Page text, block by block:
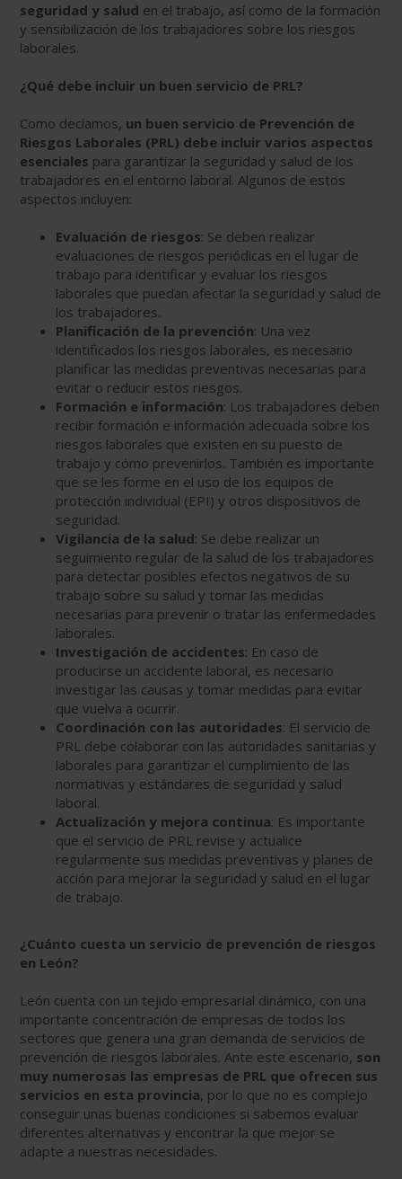
seguridad y salud en el trabajo, así como de la formación
y sensibilización de los trabajadores sobre los riesgos
laborales.
¿Qué debe incluir un buen servicio de PRL?
Como decíamos, un buen servicio de Prevención de
Riesgos Laborales (PRL) debe incluir varios aspectos
esenciales para garantizar la seguridad y salud de los
trabajadores en el entorno laboral. Algunos de estos
aspectos incluyen:
Evaluación de riesgos: Se deben realizar
evaluaciones de riesgos periódicas en el lugar de
trabajo para identificar y evaluar los riesgos
laborales que puedan afectar la seguridad y salud de
los trabajadores.
Planificación de la prevención: Una vez
identificados los riesgos laborales, es necesario
planificar las medidas preventivas necesarias para
evitar o reducir estos riesgos.
Formación e información: Los trabajadores deben
recibir formación e información adecuada sobre los
riesgos laborales que existen en su puesto de
trabajo y cómo prevenirlos. También es importante
que se les forme en el uso de los equipos de
protección individual (EPI) y otros dispositivos de
seguridad.
Vigilancia de la salud: Se debe realizar un
seguimiento regular de la salud de los trabajadores
para detectar posibles efectos negativos de su
trabajo sobre su salud y tomar las medidas
necesarias para prevenir o tratar las enfermedades
laborales.
Investigación de accidentes: En caso de
producirse un accidente laboral, es necesario
investigar las causas y tomar medidas para evitar
que vuelva a ocurrir.
Coordinación con las autoridades: El servicio de
PRL debe colaborar con las autoridades sanitarias y
laborales para garantizar el cumplimiento de las
normativas y estándares de seguridad y salud
laboral.
Actualización y mejora continua: Es importante
que el servicio de PRL revise y actualice
regularmente sus medidas preventivas y planes de
acción para mejorar la seguridad y salud en el lugar
de trabajo.
¿Cuánto cuesta un servicio de prevención de riesgos
en León?
León cuenta con un tejido empresarial dinámico, con una
importante concentración de empresas de todos los
sectores que genera una gran demanda de servicios de
prevención de riesgos laborales. Ante este escenario, son
muy numerosas las empresas de PRL que ofrecen sus
servicios en esta provincia, por lo que no es complejo
conseguir unas buenas condiciones si sabemos evaluar
diferentes alternativas y encontrar la que mejor se
adapte a nuestras necesidades.